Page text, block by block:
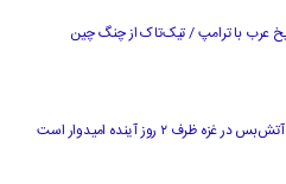
دلاری شیخ عرب با ترامپ / تیک‌تاک از چنگ چین
ظرف ۲ روز آینده امیدوار است